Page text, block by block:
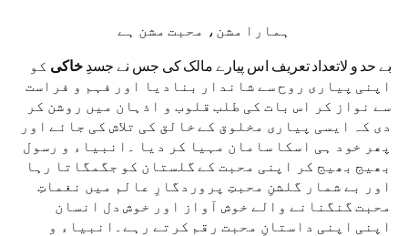
ہمارا مشن، محبت مشن ہے
بے حد و لاتعداد تعریف اس پیارے مالک کی جس نے جسدِخاکی کو
اپنی پیاری روح سے شاندار بنادیا اور فہم و فراست
سے نواز کر اس بات کی طلب قلوب و اذہان میں روشن کر
دی کہ ایسی پیاری مخلوق کے خالق کی تلاش کی جائے اور
پھر خود ہی اسکا سامان مہیا کر دیا ۔انبیاء و رسول
بھیج بھیج کر اپنی محبت کے گلستان کو جگمگاتا رہا
اور بے شمار گلشنِ محبتِ پروردگارِ عالم میں نغماتِ
محبت گنگنانے والے خوش آواز اور خوش دل انسان
اپنی اپنی داستانِ محبت رقم کرتے رہے۔انبیاء و